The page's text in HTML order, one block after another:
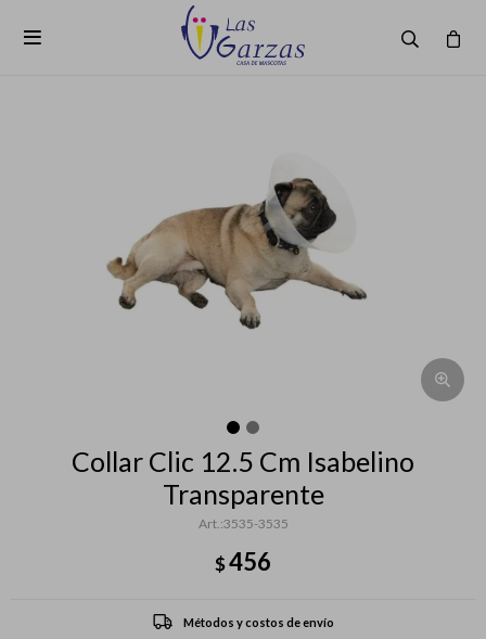

Collar Clic 12.5 Cm Isabelino
Transparente
3535-3535
$456
Métodos y costos de envío